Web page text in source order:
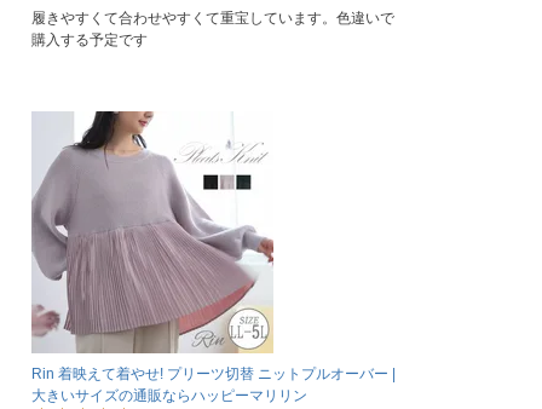
履きやすくて合わせやすくて重宝しています。色違いで
購入する予定です
Rin 着映えて着やせ! プリーツ切替 ニットプルオーバー |
大きいサイズの通販ならハッピーマリリン